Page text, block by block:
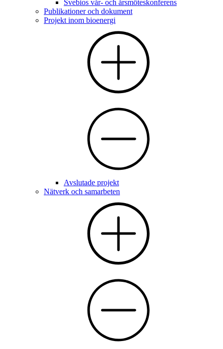
Svebios vår- och årsmöteskonferens
Publikationer och dokument
Projekt inom bioenergi
Avslutade projekt
Nätverk och samarbeten